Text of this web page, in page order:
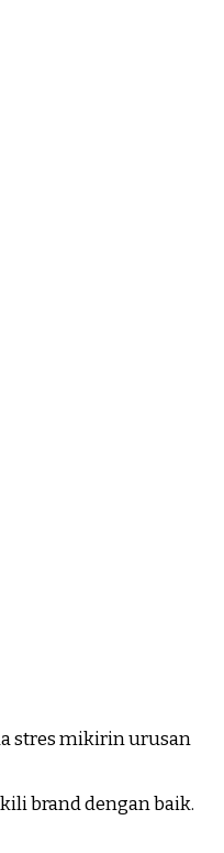
stres mikirin urusan
brand dengan baik.